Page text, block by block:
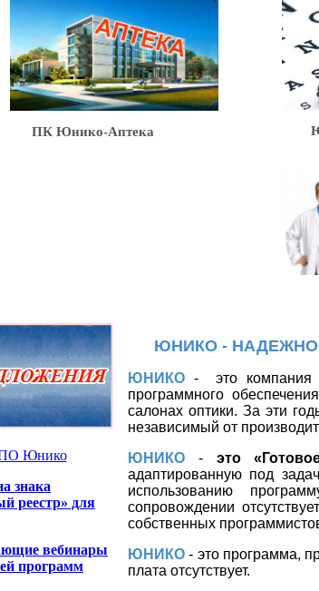
ПК Юнико-Аптека
Юнико
знака
реестр» для
вебинары
программ
ЮНИКО -
ЮНИКО - это
программного
салонах оптики. За эти
независимый от
ЮНИКО - это
адаптированную под
использованию
сопровождении
собственных
ЮНИКО - это программа,
плата отсутствует.